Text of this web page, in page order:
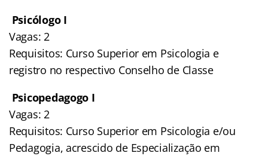
Psicólogo I
Vagas: 2
Requisitos: Curso Superior em Psicologia e
registro no respectivo Conselho de Classe
Psicopedagogo I
Vagas: 2
Requisitos: Curso Superior em Psicologia e/ou
Pedagogia, acrescido de Especialização em